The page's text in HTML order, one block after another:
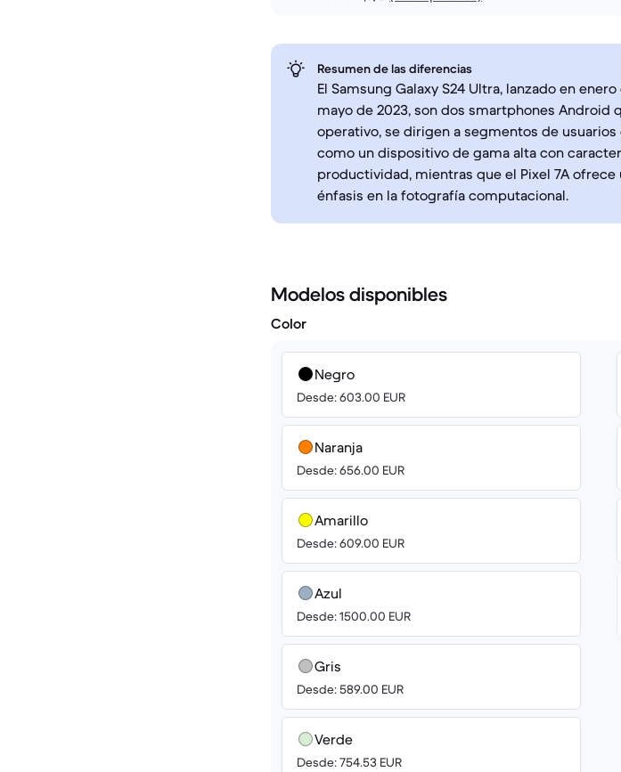
Resumen de las diferencias
El Samsung Galaxy S24 Ultra, lanzado en
mayo de 2023, son dos smartphones
operativo, se dirigen a segmentos de
como un dispositivo de gama alta con
productividad, mientras que el Pixel 7A
énfasis en la fotografía computacional.
Modelos disponibles
Color
Negro
Desde: 603.00 EUR
Naranja
Desde: 656.00 EUR
Amarillo
Desde: 609.00 EUR
Azul
Desde: 1500.00 EUR
Gris
Desde: 589.00 EUR
Verde
Desde: 754.53 EUR